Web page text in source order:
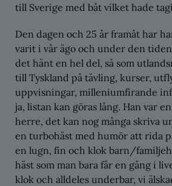
till Sverige med båt vilket hade
Den dagen och 25 år framåt har
varit i vår ägo och under den
det hänt en hel del, så som
till Tyskland på tävling, kurser,
uppvisningar, milleniumfirande
ja, listan kan göras lång. Han var
herre, det kan nog många skriva
en turbohäst med humör att rida
en lugn, fin och klok barn/
häst som man bara får en gång i
klok och alldeles underbar, vi